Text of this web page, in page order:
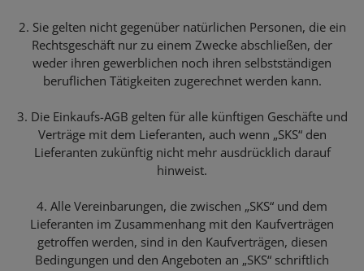
2. Sie gelten nicht gegenüber natürlichen Personen, die ein
Rechtsgeschäft nur zu einem Zwecke abschließen, der
weder ihren gewerblichen noch ihren selbstständigen
beruflichen Tätigkeiten zugerechnet werden kann.
3. Die Einkaufs-AGB gelten für alle künftigen Geschäfte und
Verträge mit dem Lieferanten, auch wenn „SKS“ den
Lieferanten zukünftig nicht mehr ausdrücklich darauf
hinweist.
4. Alle Vereinbarungen, die zwischen „SKS“ und dem
Lieferanten im Zusammenhang mit den Kaufverträgen
getroffen werden, sind in den Kaufverträgen, diesen
Bedingungen und den Angeboten an „SKS“ schriftlich